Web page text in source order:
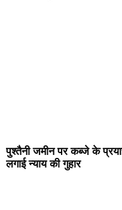
पुश्तैनी जमीन पर कब्जे के
लगाई न्याय की गुहार